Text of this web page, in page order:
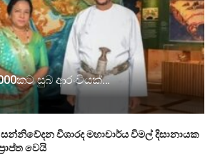
සුබ ආරංචියක්…
විශාරද මහාචාර්ය විමල් දිසානායක
වෙයි